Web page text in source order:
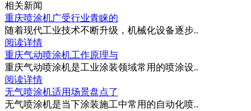
相关新闻
重庆喷涂机广受行业青睐的
随着现代工业技术不断升级，机械化设备逐步..
阅读详情
重庆气动喷涂机工作原理与
重庆气动喷涂机是工业涂装领域常用的喷涂设..
阅读详情
无气喷涂机适用场景盘点了
无气喷涂机是当下涂装施工中常用的自动化喷..